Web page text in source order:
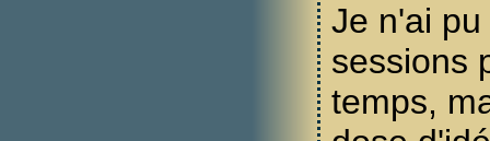
Je n'ai
sessions
temps,